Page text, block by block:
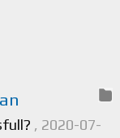
, 2020-07-